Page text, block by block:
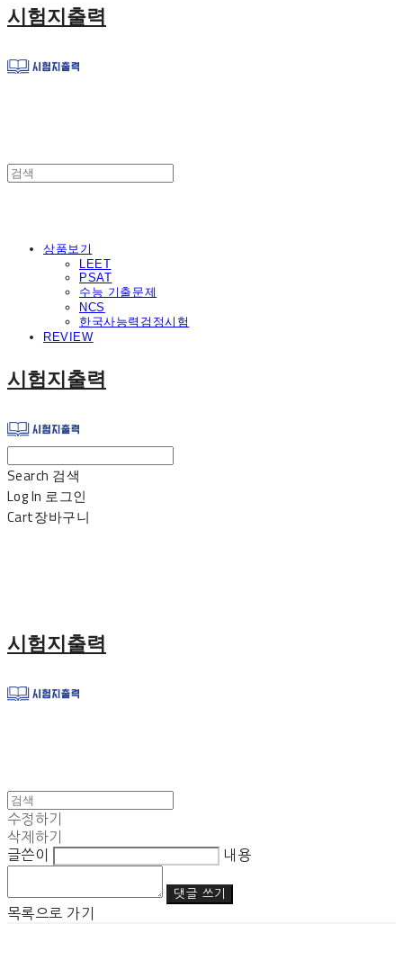
시험지출력
상품보기
LEET
PSAT
수능 기출문제
NCS
한국사능력검정시험
REVIEW
시험지출력
Search 검색
Log In 로그인
Cart장바구니
시험지출력
수정하기
삭제하기
글쓴이
내용
댓글 쓰기
목록으로 가기